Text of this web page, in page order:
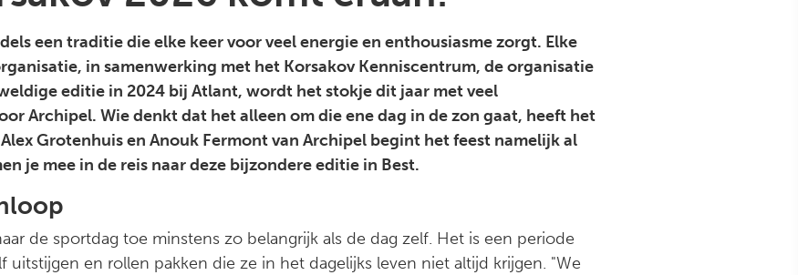
een traditie die elke keer voor veel energie en enthousiasme zorgt. Elke
in samenwerking met het Korsakov Kenniscentrum, de organisatie
editie in 2024 bij Atlant, wordt het stokje dit jaar met veel
Archipel. Wie denkt dat het alleen om die ene dag in de zon gaat, heeft het
Grotenhuis en Anouk Fermont van Archipel begint het feest namelijk al
je mee in de reis naar deze bijzondere editie in Best.
de sportdag toe minstens zo belangrijk als de dag zelf. Het is een periode
uitstijgen en rollen pakken die ze in het dagelijks leven niet altijd krijgen. "We